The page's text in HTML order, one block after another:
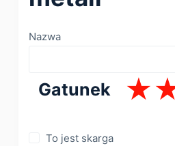
Nazwa
Gatunek
To jest skarga